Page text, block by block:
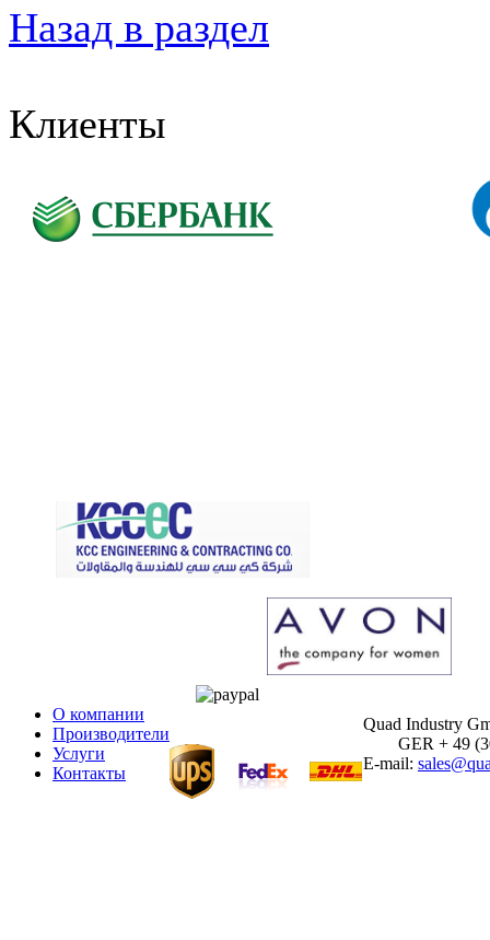
Назад в раздел
Клиенты
О компании
Производители
Услуги
Контакты
Quad Industry
GER + 49
E-mail: